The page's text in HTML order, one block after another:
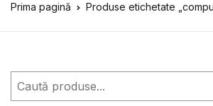
Prima pagină Produse etichetate
Caută